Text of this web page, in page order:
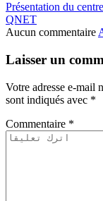
Présentation du
QNET
Aucun commentaire
Laisser un
Votre adresse e-mail
sont indiqués avec *
Commentaire *